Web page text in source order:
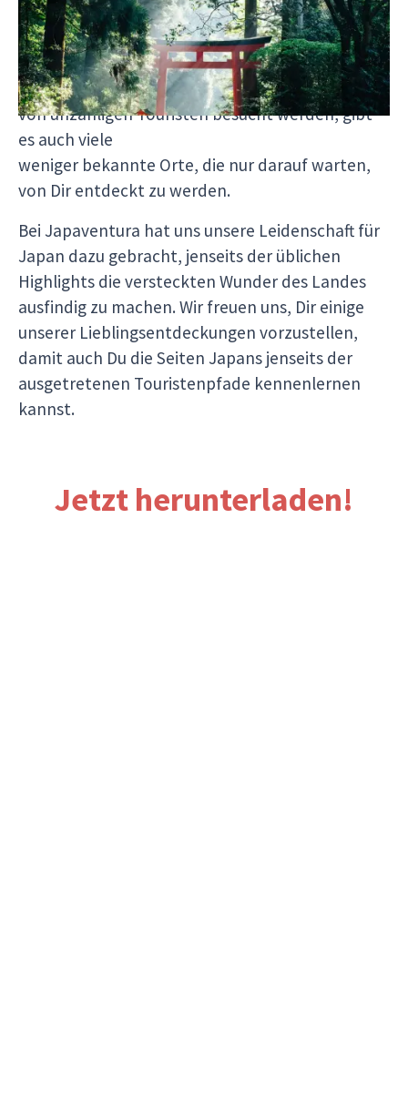
einzigartige kulinarische und kulturelle Vielfalt
bekannt ist, hat Reisende aus der ganzen Welt
seit jeher fasziniert. Während ikonische
Reiseziele wie Tokio, Kyoto und der Mount Fuji
von unzähligen Touristen besucht werden, gibt
es auch viele
weniger bekannte Orte, die nur darauf warten,
von Dir entdeckt zu werden.
Bei Japaventura hat uns unsere Leidenschaft für
Japan dazu gebracht, jenseits der üblichen
Highlights die versteckten Wunder des Landes
ausfindig zu machen. Wir freuen uns, Dir einige
unserer Lieblingsentdeckungen vorzustellen,
damit auch Du die Seiten Japans jenseits der
ausgetretenen Touristenpfade kennenlernen
kannst.
​Jetzt herunterladen!